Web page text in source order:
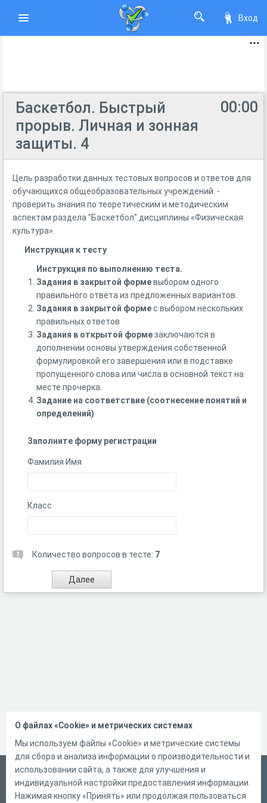
Вход
00:00
Баскетбол. Быстрый
прорыв. Личная и зонная
защиты. 4
Цель разработки данных тестовых вопросов и ответов для
обучающихся общеобразовательных учреждений -
проверить знания по теоретическим и методическим
аспектам раздела "Баскетбол" дисциплины «Физическая
культура».
Инструкция к тесту
Инструкция по выполнению теста.
Задания в закрытой формевыбором одного
правильного ответа из предложенных вариантов.
Задания в закрытой формес выбором нескольких
правильных ответов
Задания в открытой формезаключаются в
дополнении основы утверждения собственной
формулировкой его завершения или в подставке
пропущенного слова или числа в основной текст на
месте прочерка.
Задание на соответствие (соотнесение понятий и
определений)
Заполните форму регистрации
Фамилия Имя
Класс
Количество вопросов в тесте: 7
Русский
Справка
О файлах «Cookie» и метрических системах
Мы используем файлы «Cookie» и метрические системы
для сбора и анализа информации о производительности и
использовании сайта, а также для улучшения и
индивидуальной настройки предоставления информации.
Нажимая кнопку «Принять» или продолжая пользоваться